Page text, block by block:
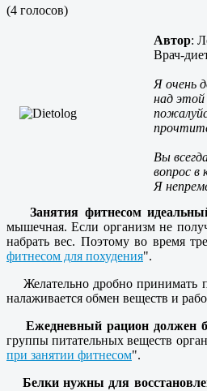
(4 голосов)
Автор:
Врач-
Я очень
над этой
Вы
вопрос в
Я
Занятия фитнесом
мышечная. Если организм не
набрать вес. Поэтому во время
фитнесом для похудения".
Желательно дробно принимать
налаживается обмен веществ и
Ежедневный рацион должен
группы питательных веществ
при занятии фитнесом".
Белки нужны для